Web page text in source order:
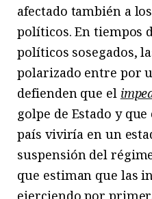
afectado también a
políticos. En tiempos
políticos sosegados,
polarizado entre por
defienden que el
golpe de Estado y
país viviría en un
suspensión del
que estiman que las
ejerciendo por